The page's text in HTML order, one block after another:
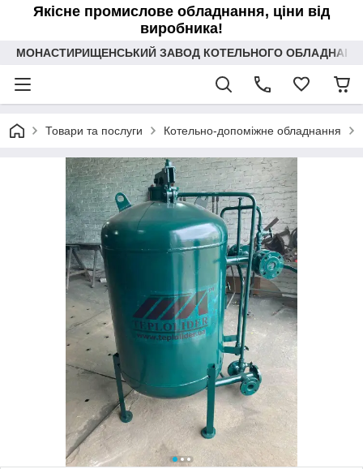
Якісне промислове обладнання, ціни від
виробника!
МОНАСТИРИЩЕНСЬКИЙ ЗАВОД КОТЕЛЬНОГО
Товари та послуги Котельно-допоміжне обладнання